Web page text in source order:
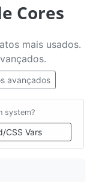
Cores
mais usados.
avançados
system?
CSS Vars